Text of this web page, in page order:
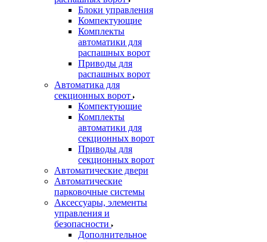
Блоки управления
Компектующие
Комплекты
автоматики для
распашных ворот
Приводы для
распашных ворот
Автоматика для
секционных ворот
Компектующие
Комплекты
автоматики для
секционных ворот
Приводы для
секционных ворот
Автоматические двери
Автоматические
парковочные системы
Аксессуары, элементы
управления и
безопасности
Дополнительное